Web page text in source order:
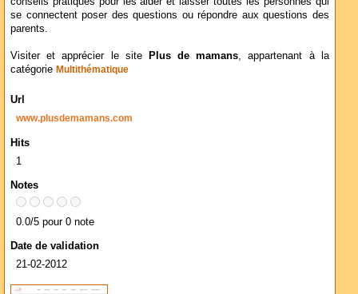
se connectent poser des questions ou répondre aux questions des
parents.
Visiter et apprécier le site Plus de mamans, appartenant à la
catégorie Multithématique
Url
www.plusdemamans.com
Hits
1
Notes
0.0/5 pour 0 note
Date de validation
21-02-2012